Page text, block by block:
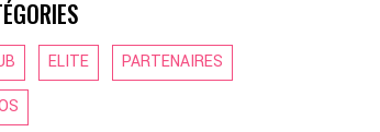
ELITE PARTENAIRES